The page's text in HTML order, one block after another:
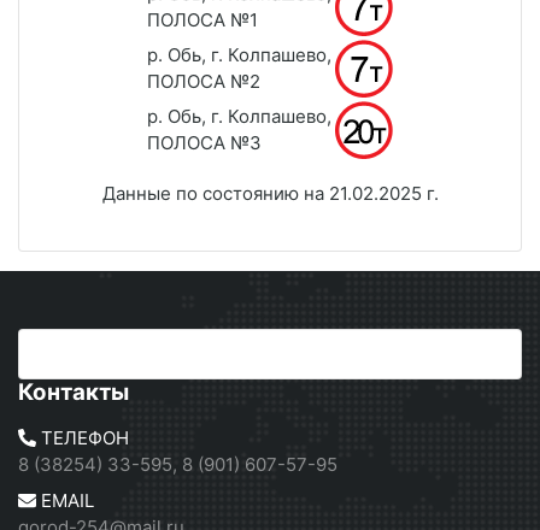
ПОЛОСА №1
р. Обь, г. Колпашево,
ПОЛОСА №2
р. Обь, г. Колпашево,
ПОЛОСА №3
Данные по состоянию на 21.02.2025 г.
Контакты
ТЕЛЕФОН
8 (38254) 33-595, 8 (901) 607-57-95
EMAIL